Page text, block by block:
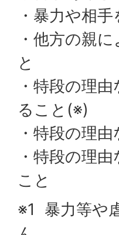
・暴力や相
・他方の親
と
・特段の理
ること(※)
・特段の理
・特段の理
こと
※1 暴力等や